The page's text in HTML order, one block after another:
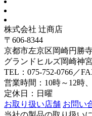
株式会社 辻商店
〒606-8344
京都市左京区岡崎円勝
グランドヒルズ岡崎神
TEL：075-752-0766／
営業時間：10時～12時
定休日：日曜
お取り扱い店舗 お問い